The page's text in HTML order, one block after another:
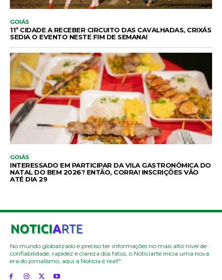
GOIÁS
11ª CIDADE A RECEBER CIRCUITO DAS CAVALHADAS, CRIXÁS
SEDIA O EVENTO NESTE FIM DE SEMANA!
GOIÁS
INTERESSADO EM PARTICIPAR DA VILA GASTRONÔMICA DO
NATAL DO BEM 2026? ENTÃO, CORRA! INSCRIÇÕES VÃO
ATÉ DIA 29
No mundo globalizado é preciso ter informações no mais alto nível de
confiabilidade, rapidez e clareza dos fatos, o Noticiarte inicia uma nova
era do jornalismo, aqui a Noticia é real!"